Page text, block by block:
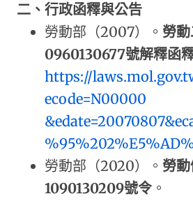
二、行政函釋與公告
勞動部（2007）。 勞
0960130677號解釋函
https://
ecode=N00000
勞動部（2020）。 勞
1090130209號令 。